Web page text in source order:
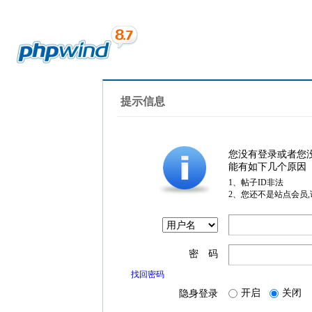
提示信息
您没有登录或者您
能有如下几个原因
1、帖子ID非法
2、您还不是站点会员
密 码
找回密码
隐身登录 开启 关闭